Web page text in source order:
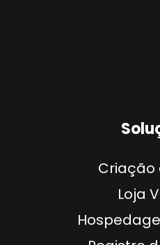
Criação
Loja